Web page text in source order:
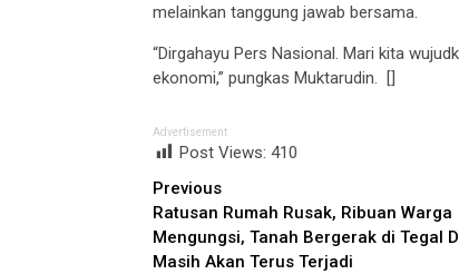
melainkan tanggung jawab bersama.
“Dirgahayu Pers Nasional. Mari kita
ekonomi,” pungkas Muktarudin. []
Advertisement
Post Views:410
Continue
Reading
Previous
Ratusan Rumah Rusak, Ribuan Warga
Mengungsi, Tanah Bergerak di Tegal
Masih Akan Terus Terjadi